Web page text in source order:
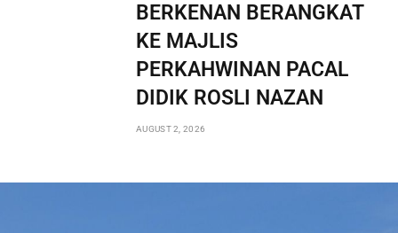
BERKENAN BERANGKAT
KE MAJLIS
PERKAHWINAN PACAL
DIDIK ROSLI NAZAN
AUGUST 2, 2026